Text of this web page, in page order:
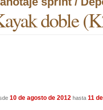
doble
10 de agosto de 2012 hasta 11